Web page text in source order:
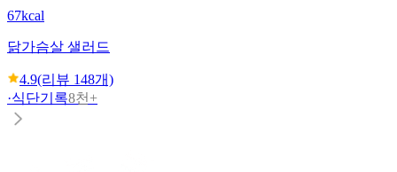
67kcal
닭가슴살 샐러드
4.9(리뷰 148개)
·식단기록8천+